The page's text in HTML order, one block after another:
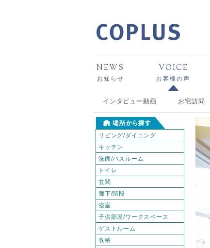
NEWS
お知らせ
VOICE
お客様の声
インタビュー動画 お宅訪問
リビング/ダイニング
キッチン
洗面/バスルーム
トイレ
玄関
廊下/階段
寝室
子供部屋/ワークスペース
ゲストルーム
収納